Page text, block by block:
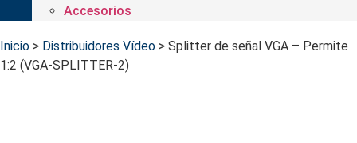
Accesorios
Inicio > Distribuidores Vídeo > Splitter de señal VGA – Permite
1:2 (VGA-SPLITTER-2)